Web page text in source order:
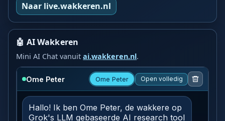
Naar live.wakkeren.nl
🤖 AI Wakkeren
Mini AI Chat vanuitai.wakkeren.nl.